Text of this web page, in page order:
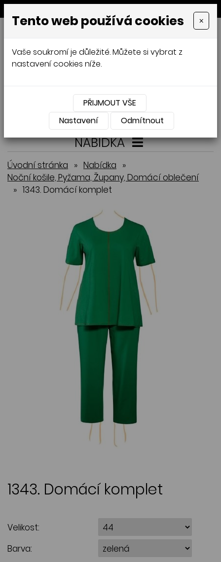
MENU
GALAMODA-XXL
Jana Mládková
XXL,ČESKÁ VÝROBA
Přihlásit Košík 0
NABÍDKA
Úvodní stránka » Nabídka »
Noční košile, Pyžama, Župany, Domácí oblečení
» 1343. Domácí komplet
1343. Domácí komplet
Velikost:
Barva:
Tento web používá cookies ×
Vaše soukromí je důležité. Můžete si vybrat z
nastavení cookies níže.
PŘIJMOUT VŠE
Nastavení
Odmítnout